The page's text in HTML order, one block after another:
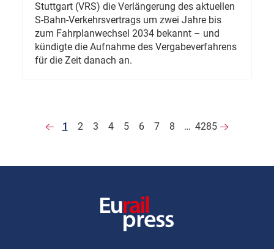
Stuttgart (VRS) die Verlängerung des aktuellen
S-Bahn-Verkehrsvertrags um zwei Jahre bis
zum Fahrplanwechsel 2034 bekannt – und
kündigte die Aufnahme des Vergabeverfahrens
für die Zeit danach an.
1 2 3 4 5 6 7 8 … 4285